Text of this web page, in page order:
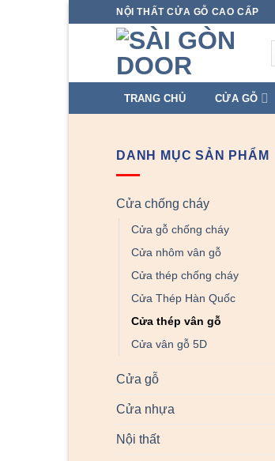
NỘI THẤT CỬA GỖ CAO CẤP
TRANG CHỦ CỬA GỖ
DANH MỤC SẢN PHẨM
Cửa chống cháy
Cửa gỗ chống cháy
Cửa nhôm vân gỗ
Cửa thép chống cháy
Cửa Thép Hàn Quốc
Cửa thép vân gỗ
Cửa vân gỗ 5D
Cửa gỗ
Cửa nhựa
Nội thất